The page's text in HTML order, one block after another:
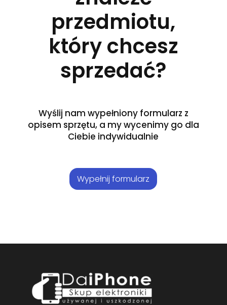
przedmiotu,
który chcesz
sprzedać?
Wyślij nam wypełniony formularz z
opisem sprzętu, a my wycenimy go dla
Ciebie indywidualnie
Wypełnij formularz